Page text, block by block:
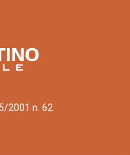
2001 n. 62